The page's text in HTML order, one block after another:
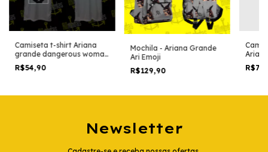
Camiseta t-shirt Ariana
grande dangerous woman
icon effect
R$54,90
Mochila - Ariana Grande
Ari Emoji
R$129,90
left
Newsletter